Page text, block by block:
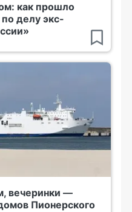
как прошло
делу экс-
вечеринки —
Пионерского